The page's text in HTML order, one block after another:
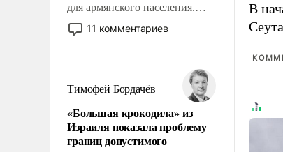
для армянского населения.
Мир, где этому населению все
должны просто по
политические прожекты будут
беспрекословно оплачиваться
за счет российских
налогоплательщиков и где за
свои поступки не нужно
отвечать.
11 комментариев
Тимофей Бордачёв
«Большая крокодила» из
Израиля показала проблему
границ допустимого
В